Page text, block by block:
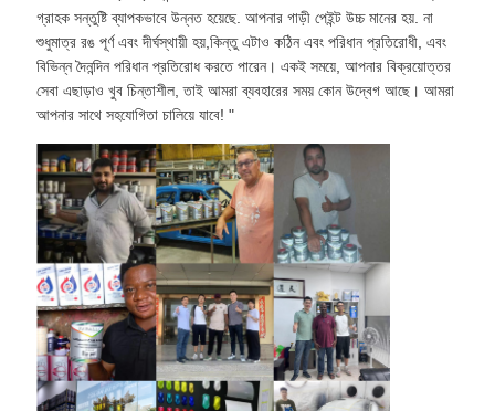
গ্রাহক সন্তুষ্টি ব্যাপকভাবে উন্নত হয়েছে. আপনার গাড়ী পেইন্ট উচ্চ মানের হয়. না
শুধুমাত্র রঙ পূর্ণ এবং দীর্ঘস্থায়ী হয়,কিন্তু এটাও কঠিন এবং পরিধান প্রতিরোধী, এবং
বিভিন্ন দৈনন্দিন পরিধান প্রতিরোধ করতে পারেন। একই সময়ে, আপনার বিক্রয়োত্তর
সেবা এছাড়াও খুব চিন্তাশীল, তাই আমরা ব্যবহারের সময় কোন উদ্বেগ আছে। আমরা
আপনার সাথে সহযোগিতা চালিয়ে যাবে! "